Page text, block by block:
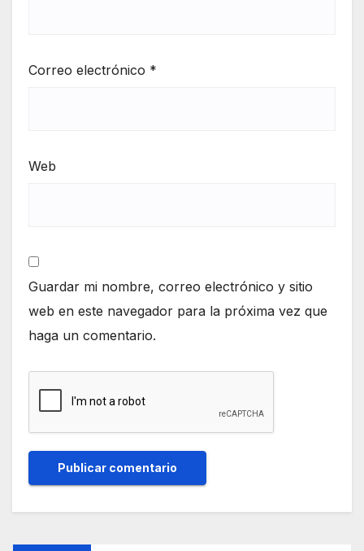
Correo electrónico *
Web
Guardar mi nombre, correo electrónico y sitio
web en este navegador para la próxima vez que
haga un comentario.